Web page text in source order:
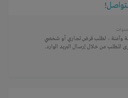
وآمنة ، لطلب قرض تجاري أو شخصي
للطلب من خلال إرسال البريد الوارد.